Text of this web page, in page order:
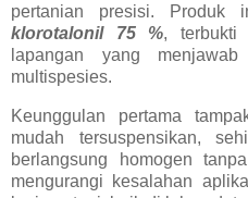
pertanian presisi. Produk
klorotalonil 75 %, terbukti
lapangan yang
multispesies.
Keunggulan pertama
mudah tersuspensikan,
berlangsung homogen
mengurangi kesalahan